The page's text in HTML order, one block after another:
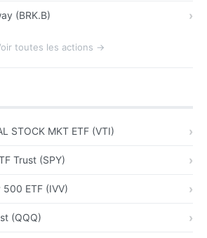
(BRK.B)
toutes les actions →
STOCK MKT ETF (VTI)
Trust (SPY)
500 ETF (IVV)
(QQQ)